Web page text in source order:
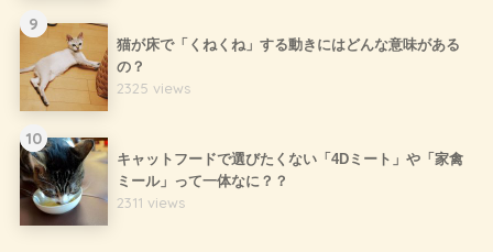
9
猫が床で「くねくね」する動きにはどんな意味がある
の？
2325 views
10
キャットフードで選びたくない「4Dミート」や「家禽
ミール」って一体なに？？
2311 views